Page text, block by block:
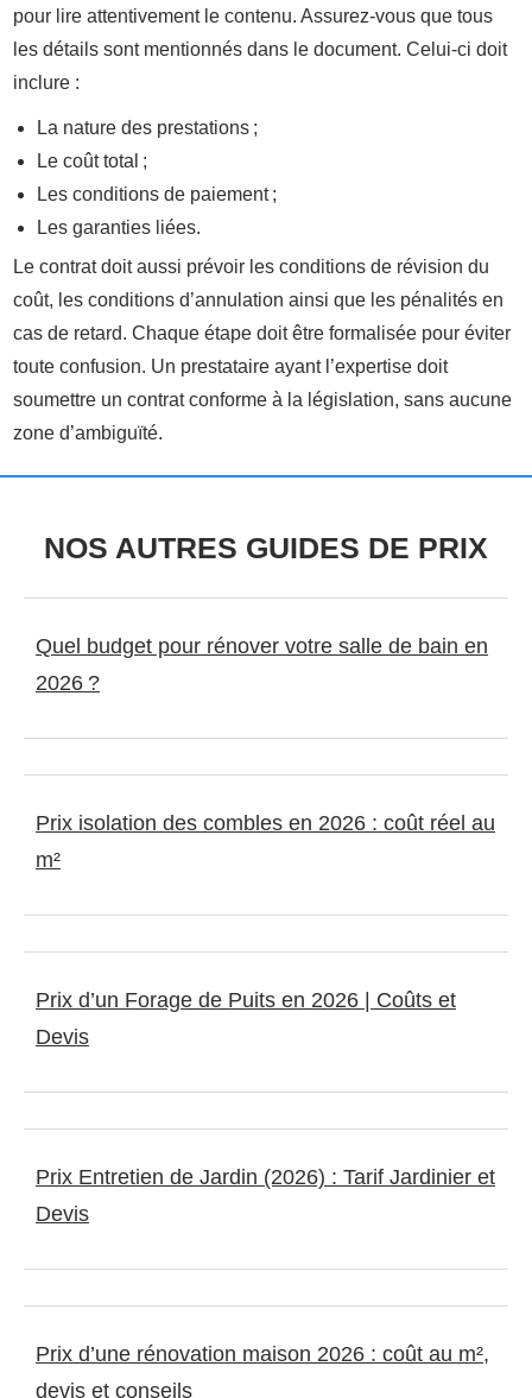
pour lire attentivement le contenu. Assurez-vous que tous
les détails sont mentionnés dans le document. Celui-ci doit
inclure :
La nature des prestations ;
Le coût total ;
Les conditions de paiement ;
Les garanties liées.
Le contrat doit aussi prévoir les conditions de révision du
coût, les conditions d’annulation ainsi que les pénalités en
cas de retard. Chaque étape doit être formalisée pour éviter
toute confusion. Un prestataire ayant l’expertise doit
soumettre un contrat conforme à la législation, sans aucune
zone d’ambiguïté.
NOS AUTRES GUIDES DE PRIX
Quel budget pour rénover votre salle de bain en
2026 ?
Prix isolation des combles en 2026 : coût réel au
m²
Prix d’un Forage de Puits en 2026 | Coûts et
Devis
Prix Entretien de Jardin (2026) : Tarif Jardinier et
Devis
Prix d’une rénovation maison 2026 : coût au m²,
devis et conseils